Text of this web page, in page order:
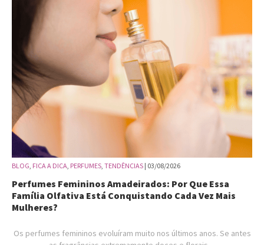
BLOG FICA A DICA PERFUMES TENDÊNCIAS | 03/08/2026
Perfumes Femininos Amadeirados: Por Que Essa
Família Olfativa Está Conquistando Cada Vez Mais
Mulheres?
Os perfumes femininos evoluíram muito nos últimos anos. Se antes